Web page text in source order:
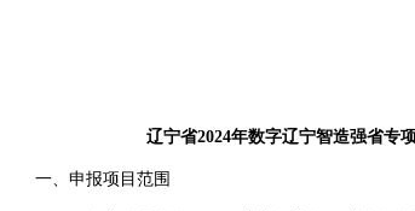
辽宁省2024年数字辽宁智造强省专
一、申报项目范围